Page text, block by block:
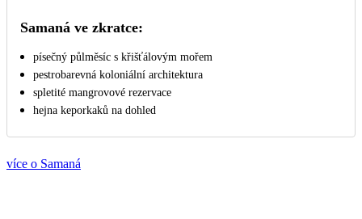
Samaná ve zkratce:
písečný půlměsíc s křišťálovým mořem
pestrobarevná koloniální architektura
spletité mangrovové rezervace
hejna keporkaků na dohled
více o Samaná